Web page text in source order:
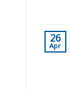
26
Apr